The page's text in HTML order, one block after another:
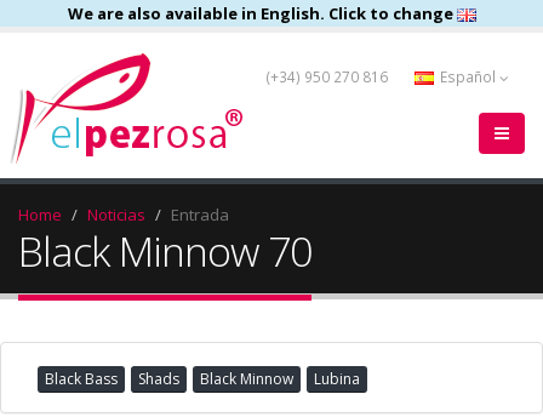
We are also available in English. Click to change
(+34) 950 270 816 Español
Home Noticias Entrada
Black Minnow 70
Black Bass Shads Black Minnow Lubina